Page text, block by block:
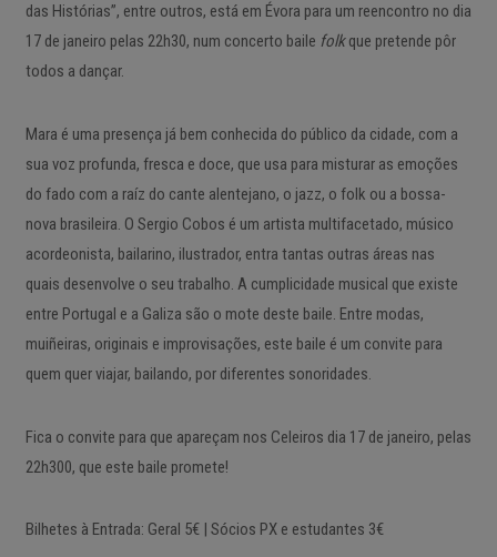
das Histórias”, entre outros, está em Évora para um reencontro no dia
17 de janeiro pelas 22h30, num concerto baile folkque pretende pôr
todos a dançar.
Mara é uma presença já bem conhecida do público da cidade, com a
sua voz profunda, fresca e doce, que usa para misturar as emoções
do fado com a raíz do cante alentejano, o jazz, o folk ou a bossa-
nova brasileira. O Sergio Cobos é um artista multifacetado, músico
acordeonista, bailarino, ilustrador, entra tantas outras áreas nas
quais desenvolve o seu trabalho. A cumplicidade musical que existe
entre Portugal e a Galiza são o mote deste baile. Entre modas,
muiñeiras, originais e improvisações, este baile é um convite para
quem quer viajar, bailando, por diferentes sonoridades.
Fica o convite para que apareçam nos Celeiros dia 17 de janeiro, pelas
22h300, que este baile promete!
Bilhetes à Entrada: Geral 5€ | Sócios PX e estudantes 3€